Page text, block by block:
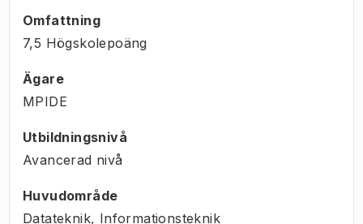
Omfattning
7,5 Högskolepoäng
Ägare
MPIDE
Utbildningsnivå
Avancerad nivå
Huvudområde
Datateknik, Informationsteknik